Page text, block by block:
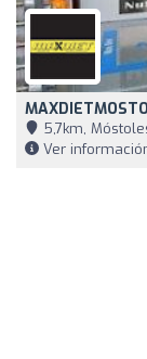
5,7km,
Ver